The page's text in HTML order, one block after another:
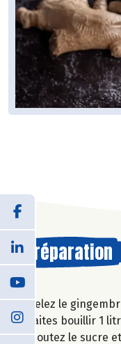
Préparation
Pelez le
Faites bouillir 1
ajoutez le sucre